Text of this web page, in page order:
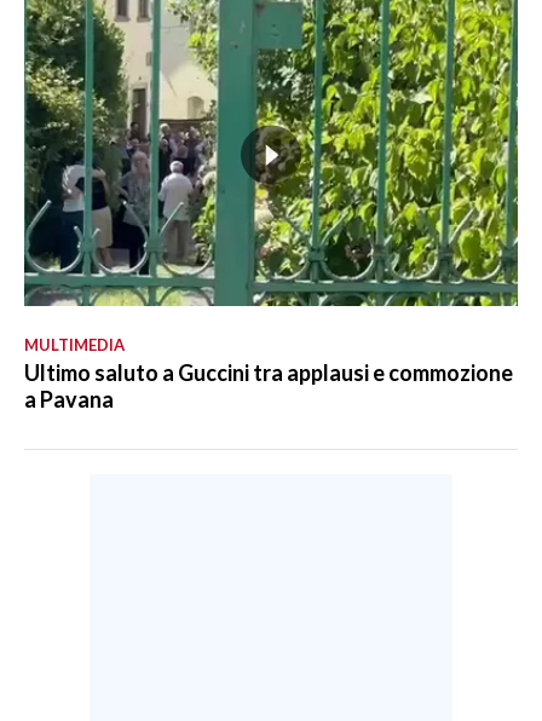
MULTIMEDIA
Ultimo saluto a Guccini tra applausi e commozione
a Pavana